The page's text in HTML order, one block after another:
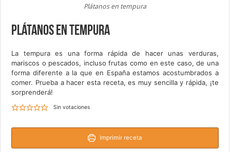
Plátanos en tempura
Plátanos en tempura
La tempura es una forma rápida de hacer unas verduras,
mariscos o pescados, incluso frutas como en este caso, de una
forma diferente a la que en España estamos acostumbrados a
comer. Prueba a hacer esta receta, es muy sencilla y rápida, ¡te
sorprenderá!
Sin votaciones
Imprimir receta